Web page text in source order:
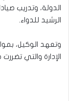
الدولة، وتدريب
الرشيد للدواء.
وتعهد الوكيل،
الإدارة والتي تضررت